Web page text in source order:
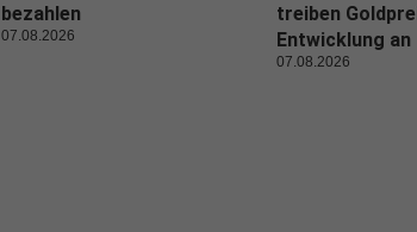
bezahlen
07.08.2026
treiben
Entwicklung an
07.08.2026